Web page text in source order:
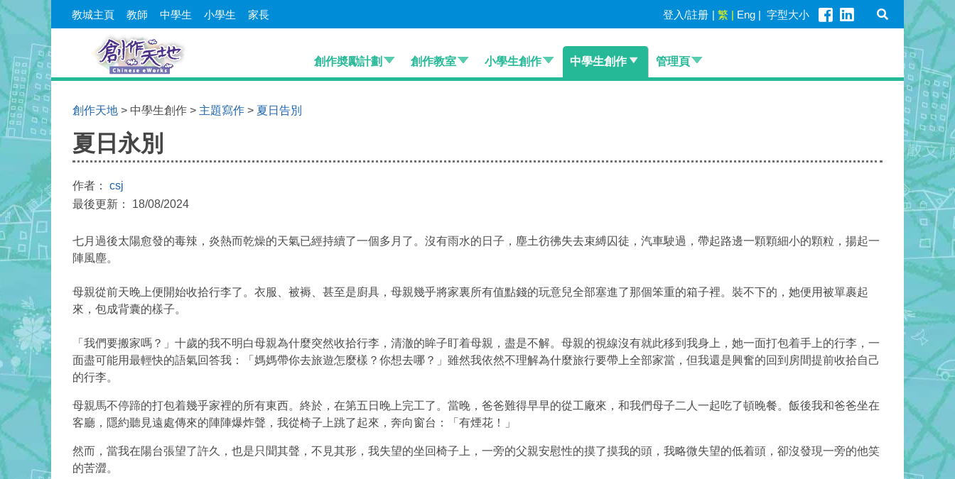
教城主頁 教師 中學生 小學生 家長 登入/註册 | 繁 | Eng | 字型大小
創作奬勵計劃 創作教室 小學生創作 中學生創作 管理頁
創作天地 > 中學生創作 > 主題寫作 > 夏日告別
夏日永別
作者： csj
最後更新： 18/08/2024
七月過後太陽愈發的毒辣，炎熱而乾燥的天氣已經持續了一個多月了。沒有雨水的日子，塵土彷彿失去束縛囚徒，汽車駛過，帶起路邊一顆顆細小的顆粒，揚起一
陣風塵。
母親從前天晚上便開始收拾行李了。衣服、被褥、甚至是廚具，母親幾乎將家裏所有值點錢的玩意兒全部塞進了那個笨重的箱子裡。裝不下的，她便用被單裹起
來，包成背囊的樣子。
「我們要搬家嗎？」十歲的我不明白母親為什麼突然收拾行李，清澈的眸子盯着母親，盡是不解。母親的視線沒有就此移到我身上，她一面打包着手上的行李，一
面盡可能用最輕快的語氣回答我：「媽媽帶你去旅遊怎麼樣？你想去哪？」雖然我依然不理解為什麼旅行要帶上全部家當，但我還是興奮的回到房間提前收拾自己
的行李。
母親馬不停蹄的打包着幾乎家裡的所有東西。終於，在第五日晚上完工了。當晚，爸爸難得早早的從工廠來，和我們母子二人一起吃了頓晚餐。飯後我和爸爸坐在
客廳，隱約聽見遠處傳來的陣陣爆炸聲，我從椅子上跳了起來，奔向窗台：「有煙花！」
然而，當我在陽台張望了許久，也是只聞其聲，不見其形，我失望的坐回椅子上，一旁的父親安慰性的摸了摸我的頭，我略微失望的低着頭，卻沒發現一旁的他笑
的苦澀。